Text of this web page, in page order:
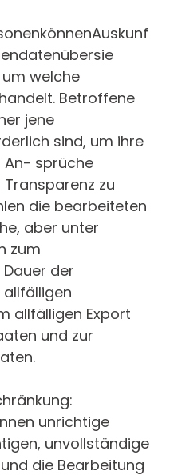
welche
Betroffene
jene
sind, um ihre
sprüche
zu
die bearbeiteten
aber unter
zum
der
allfälligen Export
und zur
unrichtige
unvollständige
die Bearbeitung